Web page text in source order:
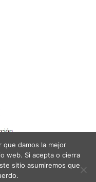
que damos la mejor
web. Si acepta o cierra
sitio asumiremos que